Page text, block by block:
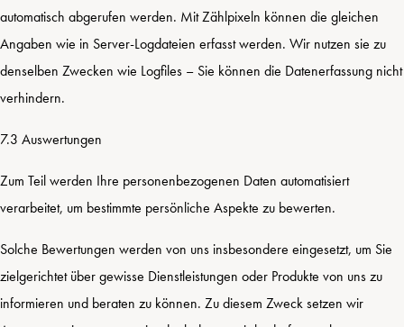
automatisch abgerufen werden. Mit Zählpixeln können die gleichen
Angaben wie in Server-Logdateien erfasst werden. Wir nutzen sie zu
denselben Zwecken wie Logfiles – Sie können die Datenerfassung nicht
verhindern.
7.3 Auswertungen
Zum Teil werden Ihre personenbezogenen Daten automatisiert
verarbeitet, um bestimmte persönliche Aspekte zu bewerten.
Solche Bewertungen werden von uns insbesondere eingesetzt, um Sie
zielgerichtet über gewisse Dienstleistungen oder Produkte von uns zu
informieren und beraten zu können. Zu diesem Zweck setzen wir